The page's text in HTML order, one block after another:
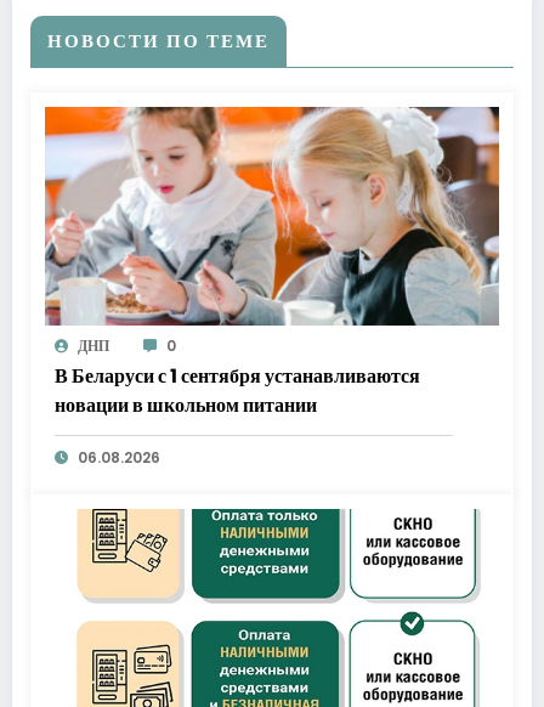
НОВОСТИ ПО ТЕМЕ
ДНП 0
В Беларуси с 1 сентября устанавливаются
новации в школьном питании
06.08.2026